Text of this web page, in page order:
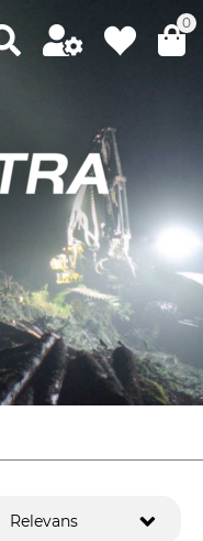
0
Relevans